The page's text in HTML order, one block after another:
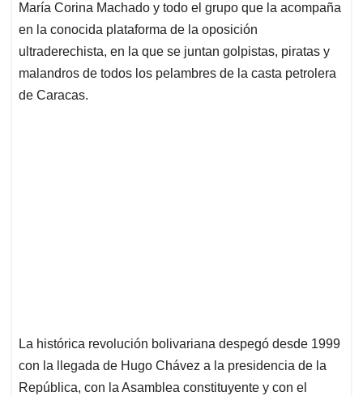
María Corina Machado y todo el grupo que la acompaña
en la conocida plataforma de la oposición
ultraderechista, en la que se juntan golpistas, piratas y
malandros de todos los pelambres de la casta petrolera
de Caracas.
La histórica revolución bolivariana despegó desde 1999
con la llegada de Hugo Chávez a la presidencia de la
República, con la Asamblea constituyente y con el